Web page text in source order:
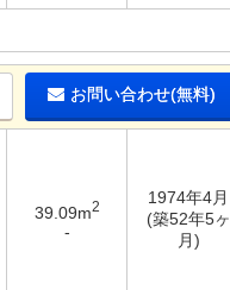
お問い合わせ(無料)
39.09m2
-
1974年4月
(築52年5ヶ
月)